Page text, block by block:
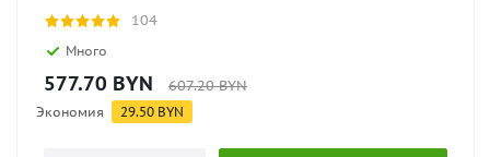
104
Много
577.70 BYN 607.20BYN
Экономия 29.50 BYN